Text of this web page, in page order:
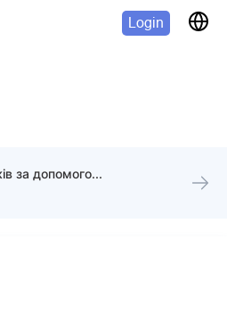
Login
УРОК 3. Аналіз ринків за допомогою свічних конфігурацій